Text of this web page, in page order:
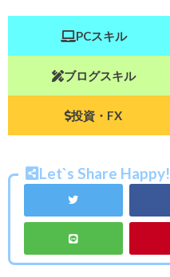
PCスキル
ブログスキル
投資・FX
Let`s Share Happy!